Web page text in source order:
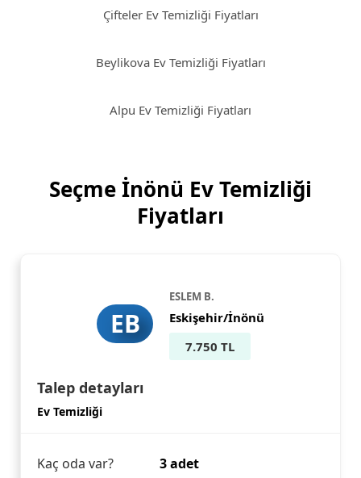
Çifteler Ev Temizliği Fiyatları
Beylikova Ev Temizliği Fiyatları
Alpu Ev Temizliği Fiyatları
Seçme İnönü Ev Temizliği
Fiyatları
EB
ESLEM B.
Eskişehir/İnönü
7.750 TL
Talep detayları
Ev Temizliği
Kaç oda var?
3 adet